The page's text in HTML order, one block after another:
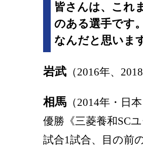
皆さんは、これ
のある選手です
なんだと思いま
岩武 （2016年、
相馬 （2014年・日
優勝《三菱養和SC
試合1試合、目の前